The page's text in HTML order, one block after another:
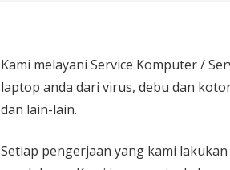
Kami melayani Service Komputer /
laptop anda dari virus, debu dan
dan lain-lain.
Setiap pengerjaan yang kami